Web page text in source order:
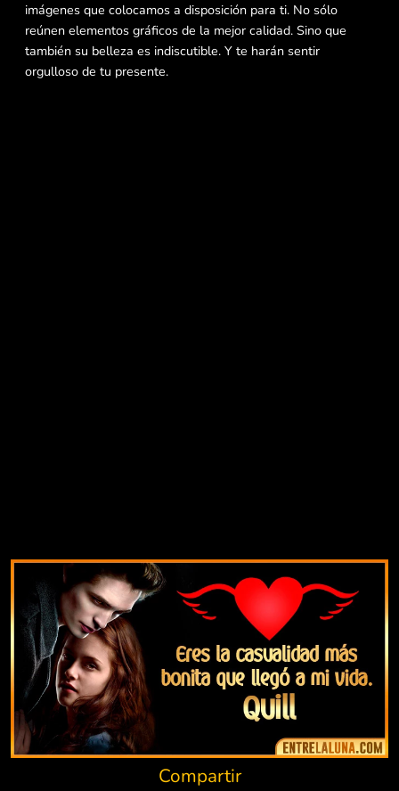
imágenes que colocamos a disposición para ti. No sólo
reúnen elementos gráficos de la mejor calidad. Sino que
también su belleza es indiscutible. Y te harán sentir
orgulloso de tu presente.
Compartir